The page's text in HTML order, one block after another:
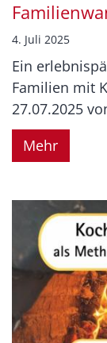
4. Juli 2025
Ein
Familien mit
27.07.2025
Mehr